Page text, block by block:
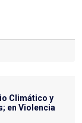
Climático y
en Violencia